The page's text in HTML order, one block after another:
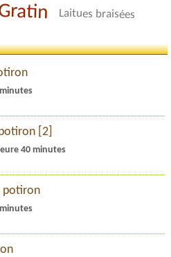
Laitues braisées
[2]
40 minutes
potiron